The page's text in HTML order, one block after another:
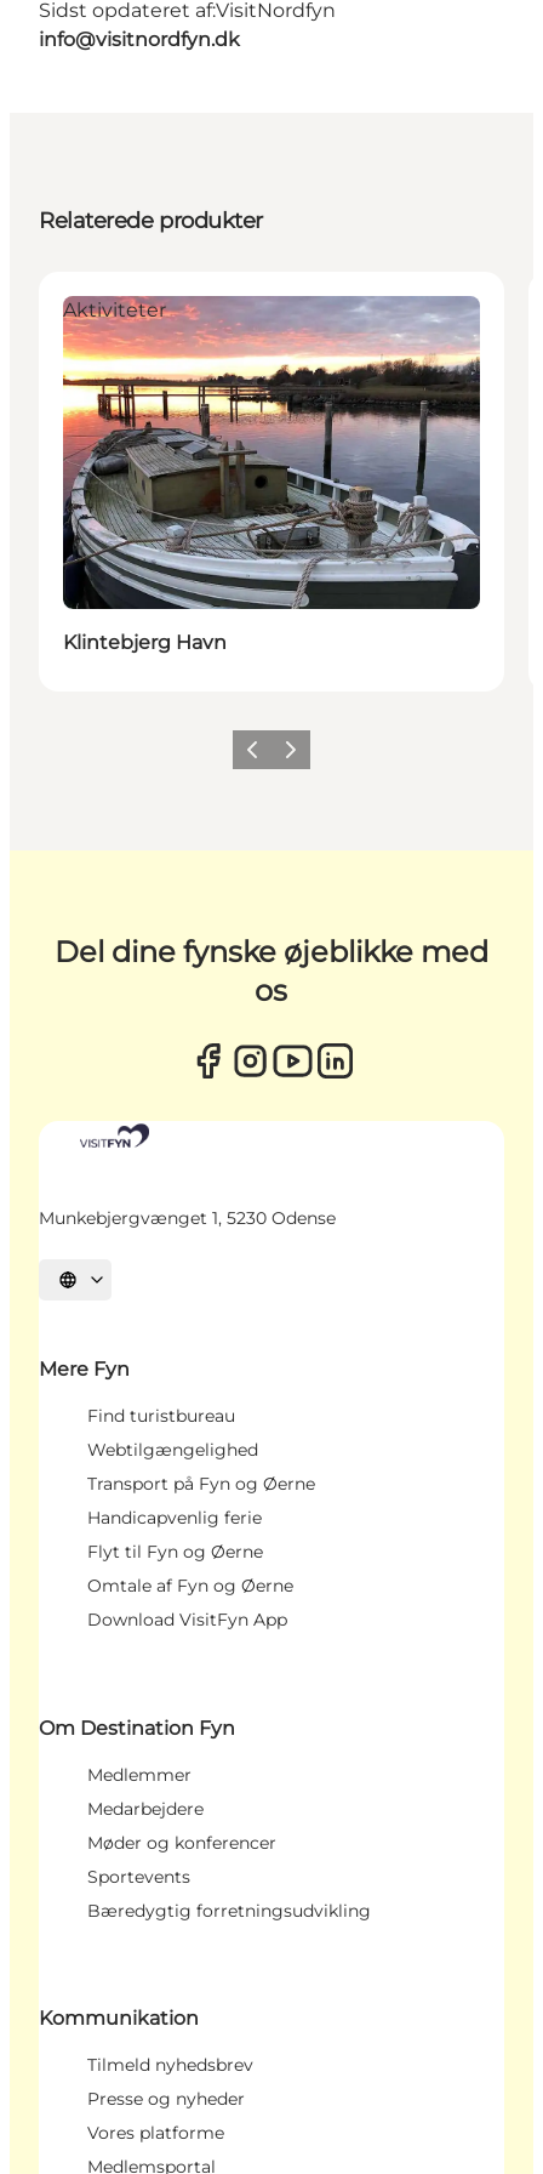
Sidst opdateret af:VisitNordfyn
info@visitnordfyn.dk
Relaterede produkter
Aktiviteter
Klintebjerg Havn
ForrigeNæste
Del dine fynske øjeblikke med
os
Munkebjergvænget 1, 5230 Odense
Vælg sprog
Mere Fyn
Find turistbureau
Webtilgængelighed
Transport på Fyn og Øerne
Handicapvenlig ferie
Flyt til Fyn og Øerne
Omtale af Fyn og Øerne
Download VisitFyn App
Om Destination Fyn
Medlemmer
Medarbejdere
Møder og konferencer
Sportevents
Bæredygtig forretningsudvikling
Kommunikation
Tilmeld nyhedsbrev
Presse og nyheder
Vores platforme
Medlemsportal